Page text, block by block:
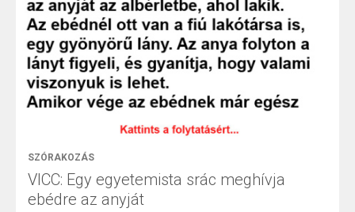
SZÓRAKOZÁS
VICC: Egy egyetemista srác meghívja
ebédre az anyját